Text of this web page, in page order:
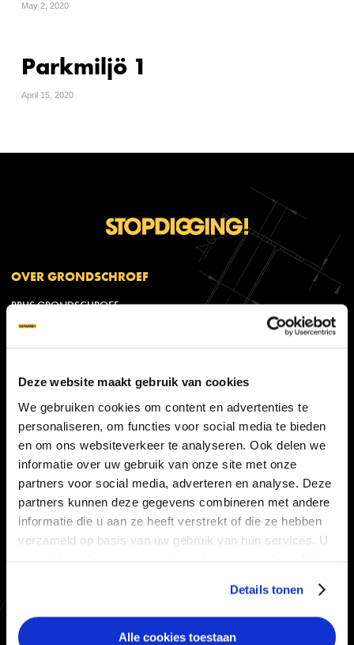
Deze website maakt gebruik van cookies
We gebruiken cookies om content en advertenties te
personaliseren, om functies voor social media te bieden
en om ons websiteverkeer te analyseren. Ook delen we
informatie over uw gebruik van onze site met onze
partners voor social media, adverteren en analyse. Deze
partners kunnen deze gegevens combineren met andere
informatie die u aan ze heeft verstrekt of die ze hebben
verzameld op basis van uw gebruik van hun services. U
Details tonen
Alle cookies toestaan
May 2, 2020
Parkmiljö 1
April 15, 2020
OVER GRONDSCHROEF
PRIJS GRONDSCHROEF
MACHINES
FAQ
INSPIRATIE
BEDRIJVEN